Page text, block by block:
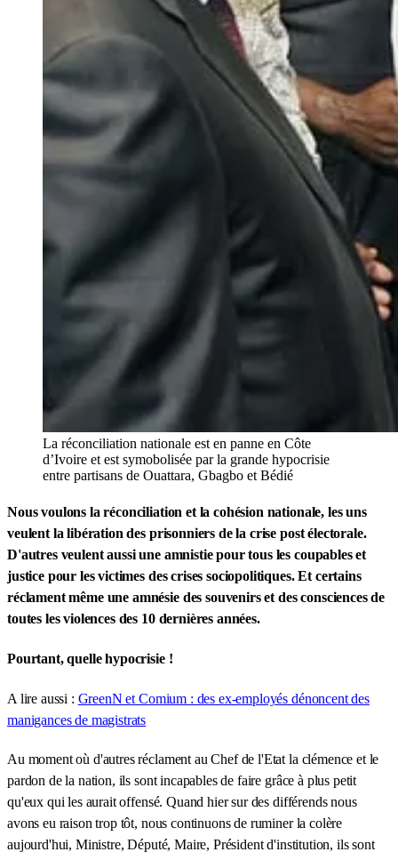
La réconciliation nationale est en panne en Côte
d’Ivoire et est symobolisée par la grande hypocrisie
entre partisans de Ouattara, Gbagbo et Bédié
Nous voulons la réconciliation et la cohésion nationale, les uns
veulent la libération des prisonniers de la crise post électorale.
D'autres veulent aussi une amnistie pour tous les coupables et
justice pour les victimes des crises sociopolitiques. Et certains
réclament même une amnésie des souvenirs et des consciences de
toutes les violences des 10 dernières années.
Pourtant, quelle hypocrisie !
A lire aussi : GreenN et Comium : des ex-employés dénoncent des
manigances de magistrats
Au moment où d'autres réclament au Chef de l'Etat la clémence et le
pardon de la nation, ils sont incapables de faire grâce à plus petit
qu'eux qui les aurait offensé. Quand hier sur des différends nous
avons eu raison trop tôt, nous continuons de ruminer la colère
aujourd'hui, Ministre, Député, Maire, Président d'institution, ils sont